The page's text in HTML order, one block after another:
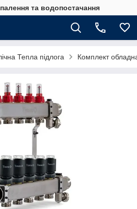
та водопостачання
Тепла підлога Комплект